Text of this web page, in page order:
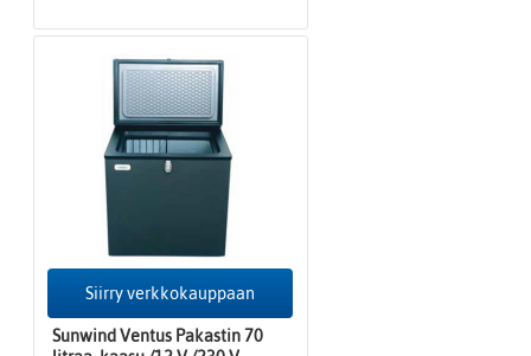
Siirry verkkokauppaan
Sunwind Ventus Pakastin 70